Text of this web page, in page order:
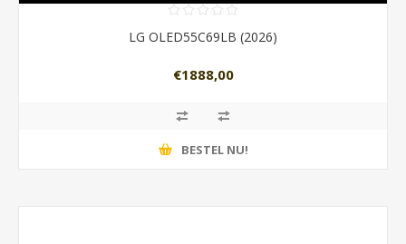
LG OLED55C69LB (2026)
€1888,00
BESTEL NU!